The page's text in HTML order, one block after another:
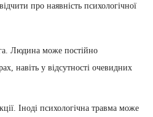
про наявність психологічної
Людина може постійно
навіть у відсутності очевидних
Іноді психологічна травма може